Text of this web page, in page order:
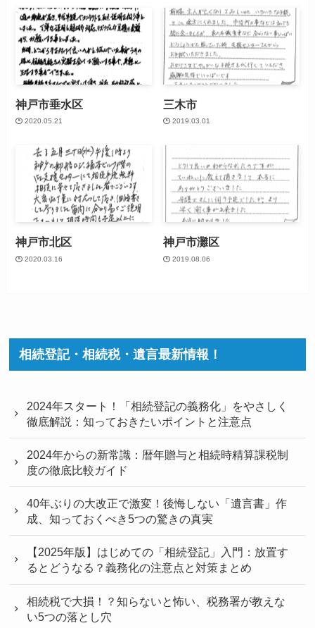
神戸市垂水区
2020.05.21
三木市
2019.03.01
神戸市北区
2020.03.16
神戸市灘区
2019.08.06
相続登記・相続税・遺言最新情報！
2024年スタート！「相続登記の義務化」をやさしく
徹底解説：知っておきたいポイントと注意点
2024年からの新常識：暦年贈与と相続時精算課税制
度の徹底比較ガイド
40年ぶりの大改正で激変！後悔しない「遺言書」作
成、知っておくべき5つの驚きの真実
【2025年版】はじめての「相続登記」入門：放置す
るとどうなる？義務化の注意点と対策まとめ
相続税で大損！？知らないと怖い、税務署が教えな
い5つの落とし穴